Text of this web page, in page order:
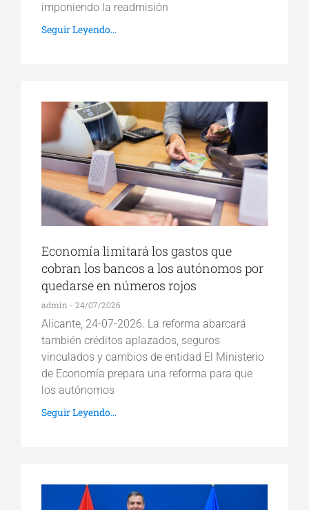
imponiendo la readmisión
Seguir Leyendo...
Economía limitará los gastos que
cobran los bancos a los autónomos por
quedarse en números rojos
admin 24/07/2026
Alicante, 24-07-2026. La reforma abarcará
también créditos aplazados, seguros
vinculados y cambios de entidad El Ministerio
de Economía prepara una reforma para que
los autónomos
Seguir Leyendo...